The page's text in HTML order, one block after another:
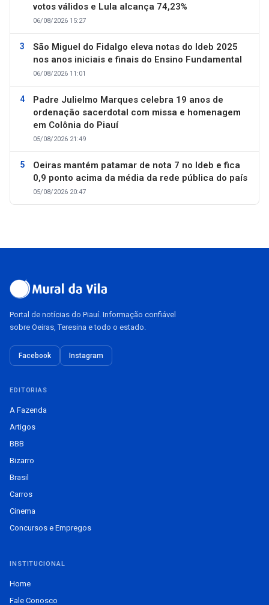
votos válidos e Lula alcança 74,23%
06/08/2026 15:27
São Miguel do Fidalgo eleva notas do Ideb 2025
nos anos iniciais e finais do Ensino Fundamental
06/08/2026 11:01
Padre Julielmo Marques celebra 19 anos de
ordenação sacerdotal com missa e homenagem
em Colônia do Piauí
05/08/2026 21:49
Oeiras mantém patamar de nota 7 no Ideb e fica
0,9 ponto acima da média da rede pública do país
05/08/2026 20:47
Portal de notícias do Piauí. Informação confiável
sobre Oeiras, Teresina e todo o estado.
Facebook Instagram
EDITORIAS
A Fazenda
Artigos
BBB
Bizarro
Brasil
Carros
Cinema
Concursos e Empregos
INSTITUCIONAL
Home
Fale Conosco